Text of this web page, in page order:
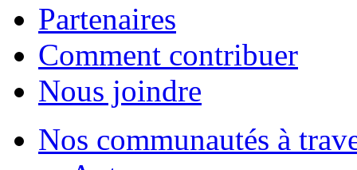
Partenaires
Comment contribuer
Nous joindre
Nos communautés à